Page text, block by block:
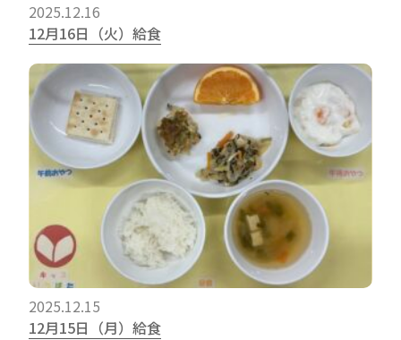
2025.12.16
12月16日（火）給食
2025.12.15
12月15日（月）給食